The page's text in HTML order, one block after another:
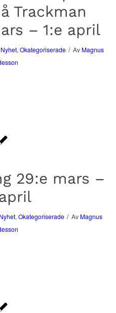
Trackman
– 1:e april
Nyhet, Okategoriserade / Av Magnus
29:e mars –
Nyhet, Okategoriserade / Av Magnus